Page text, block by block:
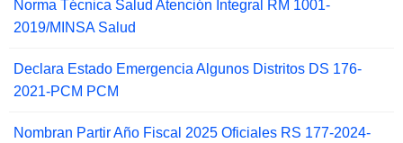
Norma Técnica Salud Atención Integral RM 1001-
2019/MINSA Salud
Declara Estado Emergencia Algunos Distritos DS 176-
2021-PCM PCM
Nombran Partir Año Fiscal 2025 Oficiales RS 177-2024-